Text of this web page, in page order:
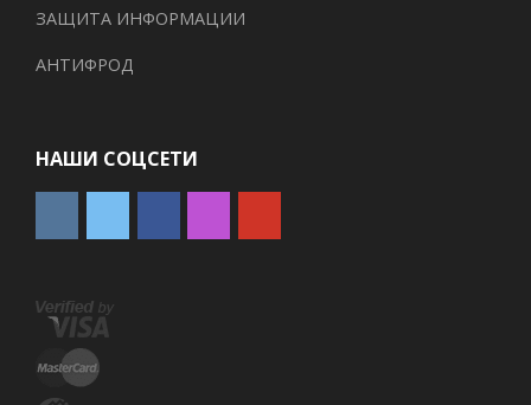
ЗАЩИТА ИНФОРМАЦИИ
АНТИФРОД
НАШИ СОЦСЕТИ